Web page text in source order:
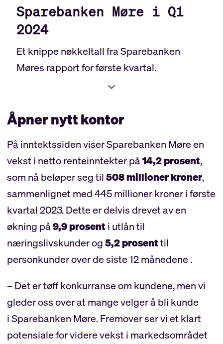
Sparebanken Møre i Q1
2024
Et knippe nøkkeltall fra Sparebanken
Møres rapport for første kvartal.
Tilsvarende tall i samme periode i fjor i
🟢Egenkapitalavkastning
Netto utlånsvolum:
🔴12 måneders utlånsvekst: 6,9% (10,6 %
)
🟡 Kostnadsprosent 39,5% ( 39,7%)
🟢 Resultat etter skatt254 mill. ( 207 mill.)
🟢Tap: 17 mill. ( 33 mill.)
🟢Netto renteinntekter: 508 mill. (445
mill)
Åpner nytt kontor
På inntektssiden viser Sparebanken Møre en
vekst i netto renteinntekter på14,2 prosent,
som nå beløper seg til508 millioner kroner,
sammenlignet med 445 millioner kroner i første
kvartal 2023. Dette er delvis drevet av en
økning på9,9 prosenti utlån til
næringslivskunder og5,2 prosenttil
personkunder over de siste 12 månedene .
– Det er tøff konkurranse om kundene, men vi
gleder oss over at mange velger å bli kunde
i Sparebanken Møre. Fremover ser vi et klart
potensiale for videre vekst i markedsområdet